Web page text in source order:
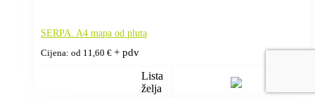
SERPA. A4 mapa od pluta
Cijena: od 11,60 € + pdv
Lista
želja